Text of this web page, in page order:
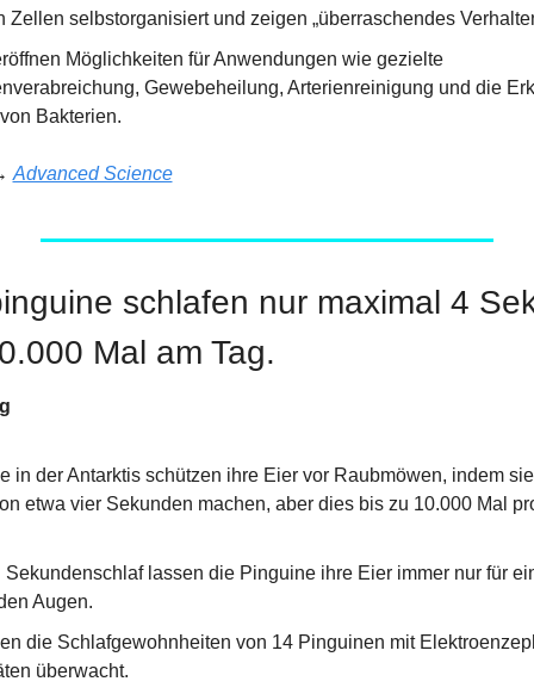
Zellen selbstorganisiert und zeigen „überraschendes
Möglichkeiten für Anwendungen wie gezielte
Gewebeheilung, Arterienreinigung und die
Bakterien.
Advanced Science
schlafen nur maximal 4
Mal am Tag.
in der Antarktis schützen ihre Eier vor Raubmöwen, indem
etwa vier Sekunden machen, aber dies bis zu 10.000 Mal
lassen die Pinguine ihre Eier immer nur für
Augen.
die Schlafgewohnheiten von 14 Pinguinen mit
überwacht.